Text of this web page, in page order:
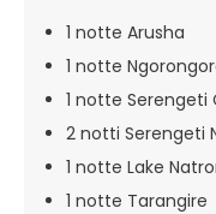
1 notte Arusha
1 notte
1 notte Serengeti
2 notti Serengeti
1 notte Lake
1 notte Tarangire